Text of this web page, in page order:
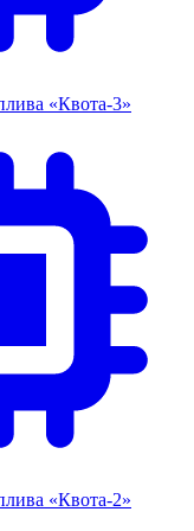
«Квота-3»
«Квота-2»